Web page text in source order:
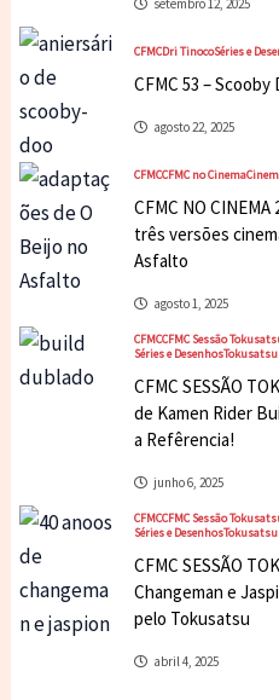
CFMCDri TinocoSéries e
CFMC 53 –
agosto 22, 2025
CFMCCFMC no Cinema
CFMC NO
três versões
Asfalto
agosto 1, 2025
CFMCCFMC Sessão
Séries e DesenhosTokusatsu
CFMC SESSÃO
de Kamen Rider
a Refêrencia!
junho 6, 2025
CFMCCFMC Sessão
Séries e DesenhosTokusatsu
CFMC SESSÃO
Changeman e
pelo Tokusatsu
abril 4, 2025